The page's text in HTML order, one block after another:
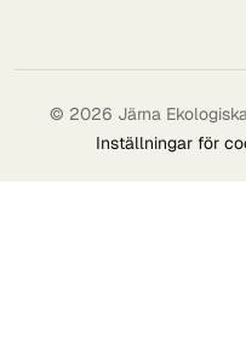
© 2026 Järna
Inställningar för